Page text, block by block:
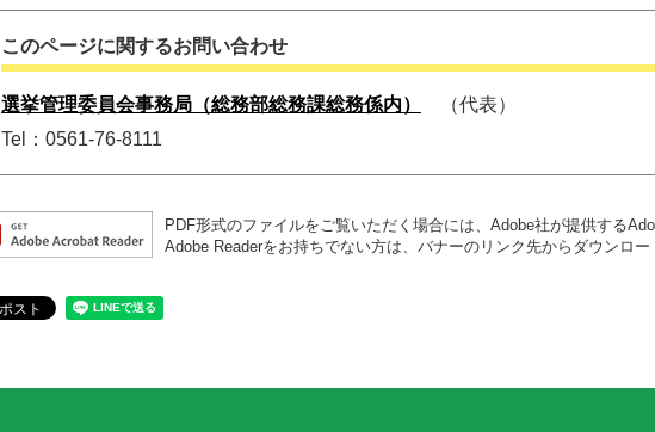
このページに関するお問い合わせ
選挙管理委員会事務局（総務部総務課総務係内）
代表
Tel：0561-76-8111
PDF形式のファイルをご覧いただく場合には、Adobe社が提供する
Adobe Readerをお持ちでない方は、バナーのリンク先からダウンロー